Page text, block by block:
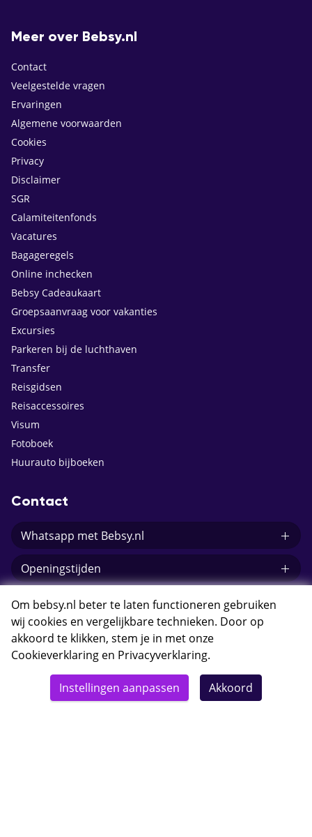
Meer over Bebsy.nl
Contact
Veelgestelde vragen
Ervaringen
Algemene voorwaarden
Cookies
Privacy
Disclaimer
SGR
Calamiteitenfonds
Vacatures
Bagageregels
Online inchecken
Bebsy Cadeaukaart
Groepsaanvraag voor vakanties
Excursies
Parkeren bij de luchthaven
Transfer
Reisgidsen
Reisaccessoires
Visum
Fotoboek
Huurauto bijboeken
Contact
Whatsapp met Bebsy.nl
Openingstijden
E-mail Bebsy.nl
© 2026 Bebsy.nl
Om bebsy.nl beter te laten functioneren gebruiken
wij cookies en vergelijkbare technieken. Door op
akkoord te klikken, stem je in met onze
Cookieverklaring en Privacyverklaring.
Instellingen aanpassen Akkoord